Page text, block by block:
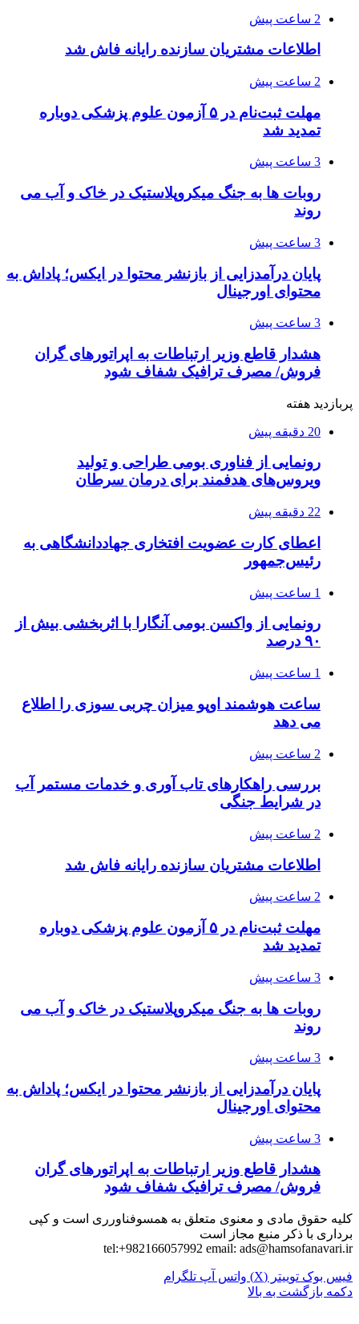
2 ساعت پیش
اطلاعات مشتریان سازنده رایانه فاش شد
2 ساعت پیش
مهلت ثبت‌نام در ۵ آزمون علوم پزشکی دوباره
تمدید شد
3 ساعت پیش
روبات ها به جنگ میکروپلاستیک در خاک و آب می
روند
3 ساعت پیش
پایان درآمدزایی از بازنشر محتوا در ایکس؛ پاداش به
محتوای اورجینال
3 ساعت پیش
هشدار قاطع وزیر ارتباطات به اپراتورهای گران
فروش/ مصرف ترافیک شفاف شود
پربازدید هفته
20 دقیقه پیش
رونمایی از فناوری بومی طراحی و تولید
ویروس‌های هدفمند برای درمان سرطان
22 دقیقه پیش
اعطای کارت عضویت افتخاری جهاددانشگاهی به
رئیس‌جمهور
1 ساعت پیش
رونمایی از واکسن بومی آنگارا با اثربخشی بیش از
۹۰ درصد
1 ساعت پیش
ساعت هوشمند اوپو میزان چربی سوزی را اطلاع
می دهد
2 ساعت پیش
بررسی راهکارهای تاب آوری و خدمات مستمر آب
در شرایط جنگی
2 ساعت پیش
اطلاعات مشتریان سازنده رایانه فاش شد
2 ساعت پیش
مهلت ثبت‌نام در ۵ آزمون علوم پزشکی دوباره
تمدید شد
3 ساعت پیش
روبات ها به جنگ میکروپلاستیک در خاک و آب می
روند
3 ساعت پیش
پایان درآمدزایی از بازنشر محتوا در ایکس؛ پاداش به
محتوای اورجینال
3 ساعت پیش
هشدار قاطع وزیر ارتباطات به اپراتورهای گران
فروش/ مصرف ترافیک شفاف شود
کلیه حقوق مادی و معنوی متعلق به همسوفناورری است و کپی
برداری با ذکر منبع مجاز است
tel:+982166057992 email: ads@hamsofanavari.ir
فیس بوک توییتر (X) واتس آپ تلگرام
دکمه بازگشت به بالا